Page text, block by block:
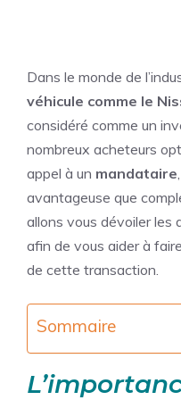
Dans le monde de
véhicule comme le
considéré comme un
nombreux acheteurs
appel à un mandataire
avantageuse que
allons vous dévoiler les
afin de vous aider à
de cette transaction.
Sommaire